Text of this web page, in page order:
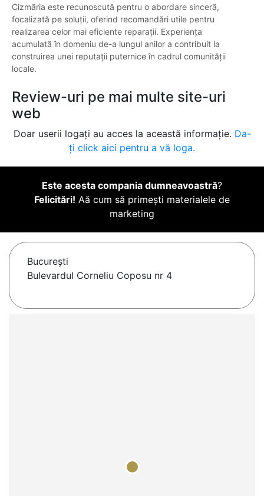
Cizmăria este recunoscută pentru o abordare sinceră,
focalizată pe soluții, oferind recomandări utile pentru
realizarea celor mai eficiente reparații. Experiența
acumulată în domeniu de-a lungul anilor a contribuit la
construirea unei reputații puternice în cadrul comunității
locale.
Review-uri pe mai multe site-uri
web
Doar userii logați au acces la această informație. Da-
ți click aici pentru a vă loga.
Este acesta compania dumneavoastră?
Felicitări! Aă cum să primești materialele de
marketing
Bucureşti
Bulevardul Corneliu Coposu nr 4